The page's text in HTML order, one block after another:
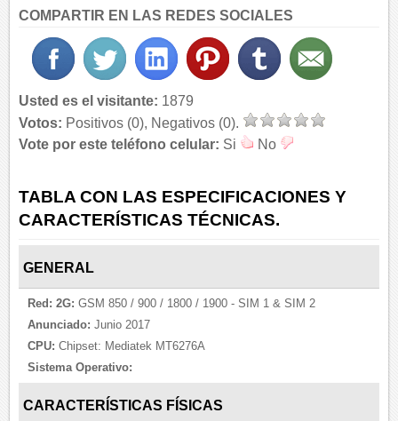
COMPARTIR EN LAS REDES SOCIALES
Usted es el visitante: 1879
Votos: Positivos (0), Negativos (0).
Vote por este teléfono celular: Si No
TABLA CON LAS ESPECIFICACIONES Y
CARACTERÍSTICAS TÉCNICAS.
GENERAL
Red: 2G: GSM 850 / 900 / 1800 / 1900 - SIM 1 & SIM 2
Anunciado: Junio 2017
CPU: Chipset: Mediatek MT6276A
Sistema Operativo:
CARACTERÍSTICAS FÍSICAS